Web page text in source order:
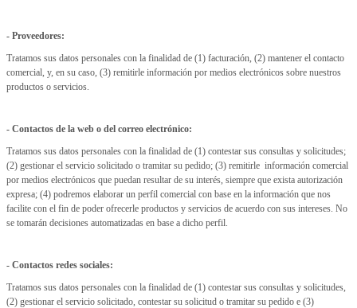
- Proveedores:
Tratamos sus datos personales con la finalidad de (1) facturación, (2) mantener el contacto
comercial, y, en su caso, (3) remitirle información por medios electrónicos sobre nuestros
productos o servicios.
- Contactos de la web o del correo electrónico:
Tratamos sus datos personales con la finalidad de (1) contestar sus consultas y solicitudes;
(2) gestionar el servicio solicitado o tramitar su pedido; (3) remitirle información comercial
por medios electrónicos que puedan resultar de su interés, siempre que exista autorización
expresa; (4) podremos elaborar un perfil comercial con base en la información que nos
facilite con el fin de poder ofrecerle productos y servicios de acuerdo con sus intereses. No
se tomarán decisiones automatizadas en base a dicho perfil.
- Contactos redes sociales:
Tratamos sus datos personales con la finalidad de (1) contestar sus consultas y solicitudes,
(2) gestionar el servicio solicitado, contestar su solicitud o tramitar su pedido e (3)